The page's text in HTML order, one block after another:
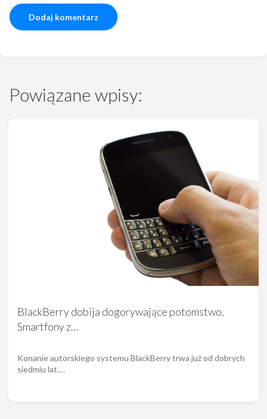
Powiązane wpisy:
BlackBerry dobija dogorywające potomstwo.
Smartfony z…
Konanie autorskiego systemu BlackBerry trwa już od dobrych
siedmiu lat.…